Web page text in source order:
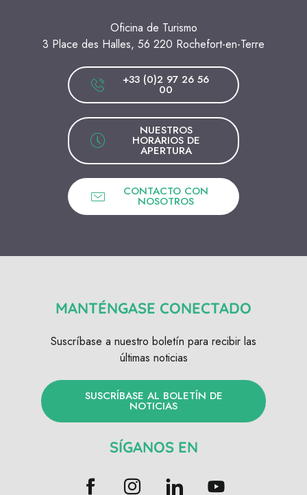
Oficina de Turismo
3 Place des Halles, 56 220 Rochefort-en-Terre
+33 (0)2 97 26 56
00
NUESTROS
HORARIOS DE
APERTURA
CONTACTO CON
NOSOTROS
MANTÉNGASE CONECTADO
Suscríbase a nuestro boletín para recibir las
últimas noticias
SUSCRÍBASE AL BOLETÍN DE
NOTICIAS
SÍGANOS EN